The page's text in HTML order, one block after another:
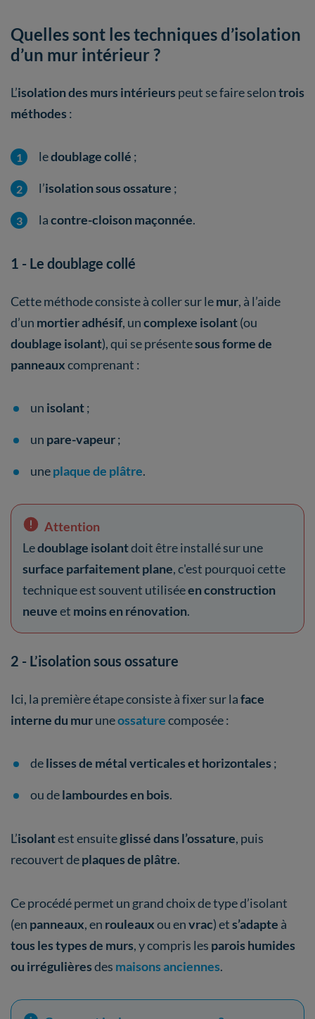
​Quelles sont les techniques d’isolation
d’un mur intérieur ?
L’isolation des murs intérieurs peut se faire selontrois
méthodes :
ledoublage collé ;
l’isolation sous ossature ;
lacontre-cloison maçonnée.
1 - Le doublage collé
Cette méthode consiste à coller sur lemur, à l’aide
d’un mortier adhésif, uncomplexe isolant(ou
doublage isolant), qui se présentesous forme de
panneauxcomprenant :
un isolant;
un pare-vapeur;
uneplaque de plâtre.
Attention
Ledoublage isolantdoit être installé sur une
surface parfaitement plane, c'est pourquoi cette
technique est souvent utiliséeen construction
neuveet moins en rénovation.
2 - L’isolation sous ossature
Ici, la première étape consiste à fixer sur laface
interne du muruneossaturecomposée :
delisses de métal verticales et horizontales ;
ou delambourdes en bois.
L’isolantest ensuiteglissé dans l’ossature, puis
recouvert deplaques de plâtre.
Ce procédé permet un grand choix de type d’isolant
(en panneaux, en rouleauxou envrac) ets’adapte à
tous les types de murs, y compris les parois humides
ou irrégulièresdes maisons anciennes.